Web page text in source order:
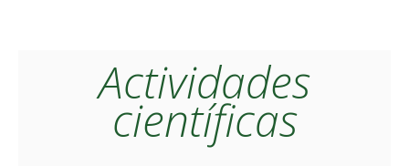
Actividades
científicas